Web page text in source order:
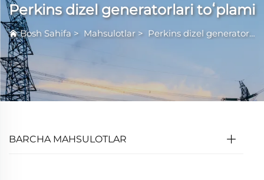
Perkins dizel generatorlari toʻplami
Bosh Sahifa> Mahsulotlar > Perkins dizel generatorlari toʻplami
BARCHA MAHSULOTLAR